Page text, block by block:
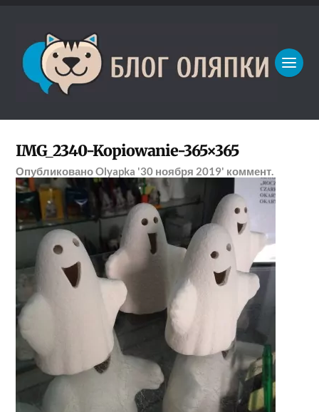
IMG_2340-Kopiowanie-365×365
ОпубликованоOlyapka '30 ноября 2019' коммент.